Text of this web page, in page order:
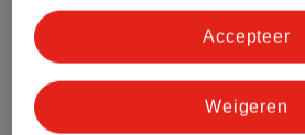
Impact Score.
Meer informatie
Bestel & Bezorginformatie
Weigeren
Accepteer